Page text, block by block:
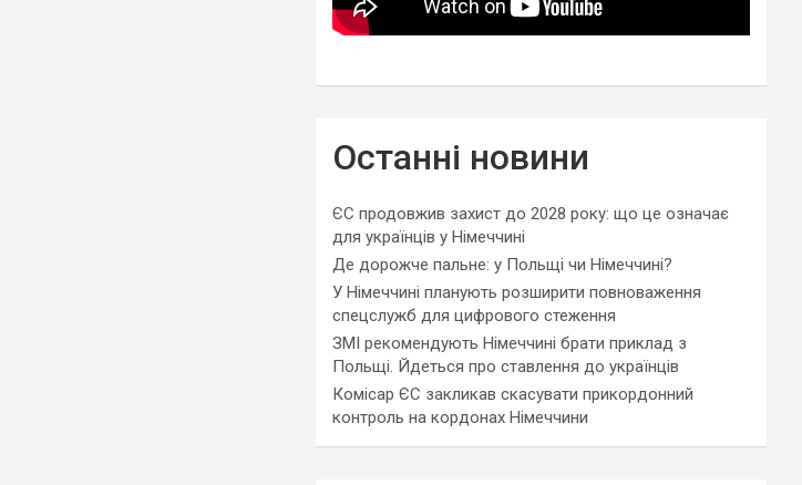
Останні новини
ЄС продовжив захист до 2028 року: що це означає
для українців у Німеччині
Де дорожче пальне: у Польщі чи Німеччині?
У Німеччині планують розширити повноваження
спецслужб для цифрового стеження
ЗМІ рекомендують Німеччині брати приклад з
Польщі. Йдеться про ставлення до українців
Комісар ЄС закликав скасувати прикордонний
контроль на кордонах Німеччини